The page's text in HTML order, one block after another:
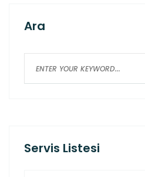
Ara
Servis Listesi